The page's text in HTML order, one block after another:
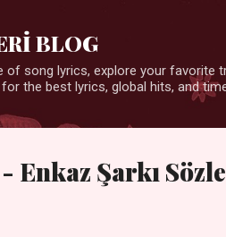
BLOG
of song lyrics, explore your favorite
the best lyrics, global hits, and
Enkaz Şarkı